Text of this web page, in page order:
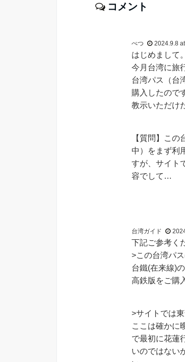
コメント
ぺつ 2024.9.8
はじめまして。
今月台湾に旅
台湾パス（台
購入したので
教示いただけ
【質問】こ
中）をまず利
すが、サイト
容でして…
台湾ガイド
下記ご参考く
>この台湾パ
台鐵(在来線)
高鉄版をご購
>サイトでは
ここは確かに
で最初に花蓮
いのではない